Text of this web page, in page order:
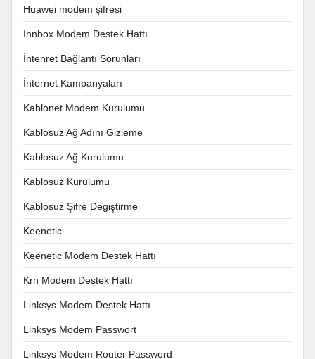
Huawei modem şifresi
Innbox Modem Destek Hattı
İntenret Bağlantı Sorunları
İnternet Kampanyaları
Kablonet Modem Kurulumu
Kablosuz Ağ Adını Gizleme
Kablosuz Ağ Kurulumu
Kablosuz Kurulumu
Kablosuz Şifre Degiştirme
Keenetic
Keenetic Modem Destek Hattı
Krn Modem Destek Hattı
Linksys Modem Destek Hattı
Linksys Modem Passwort
Linksys Modem Router Password